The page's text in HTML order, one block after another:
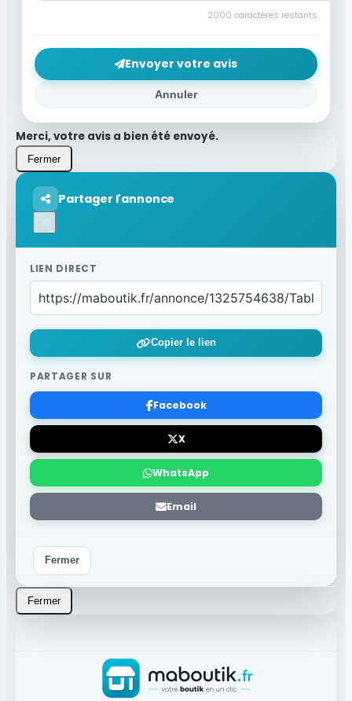
2000 caractères restants
Annuler
Envoyer votre avis
Merci, votre avis a bien été envoyé.
Fermer
Partager l'annonce
LIEN DIRECT
Copier le lien
PARTAGER SUR
Facebook
X
WhatsApp
Email
Fermer
Fermer